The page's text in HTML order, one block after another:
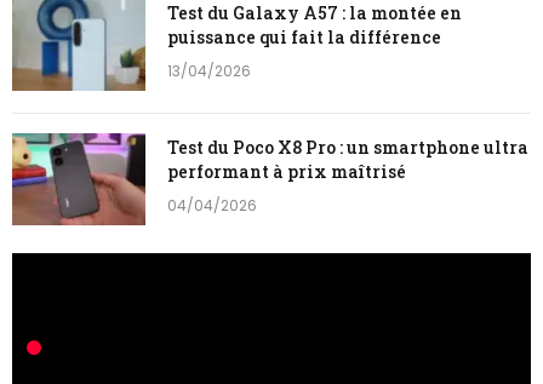
Test du Galaxy A57 : la montée en
puissance qui fait la différence
13/04/2026
Test du Poco X8 Pro : un smartphone ultra
performant à prix maîtrisé
04/04/2026